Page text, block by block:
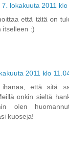
7. lokakuuta 2011 klo
että tätä on
itselleen :)
2011 klo
että sitä
onkin sieltä
olen
kuoseja!